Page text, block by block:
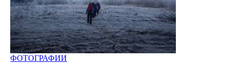
ФОТОГРАФИИ